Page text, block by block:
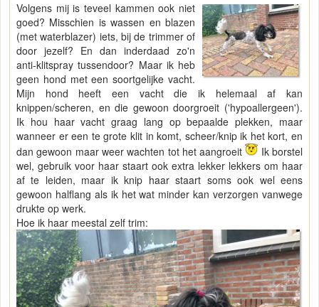
Volgens mij is teveel kammen ook niet
goed? Misschien is wassen en blazen
(met waterblazer) iets, bij de trimmer of
door jezelf? En dan inderdaad zo'n
anti-klitspray tussendoor? Maar ik heb
geen hond met een soortgelijke vacht.
Mijn hond heeft een vacht die ik helemaal af kan
knippen/scheren, en die gewoon doorgroeit ('hypoallergeen').
Ik hou haar vacht graag lang op bepaalde plekken, maar
wanneer er een te grote klit in komt, scheer/knip ik het kort, en
dan gewoon maar weer wachten tot het aangroeit
Ik borstel
wel, gebruik voor haar staart ook extra lekker lekkers om haar
af te leiden, maar ik knip haar staart soms ook wel eens
gewoon halflang als ik het wat minder kan verzorgen vanwege
drukte op werk.
Hoe ik haar meestal zelf trim: